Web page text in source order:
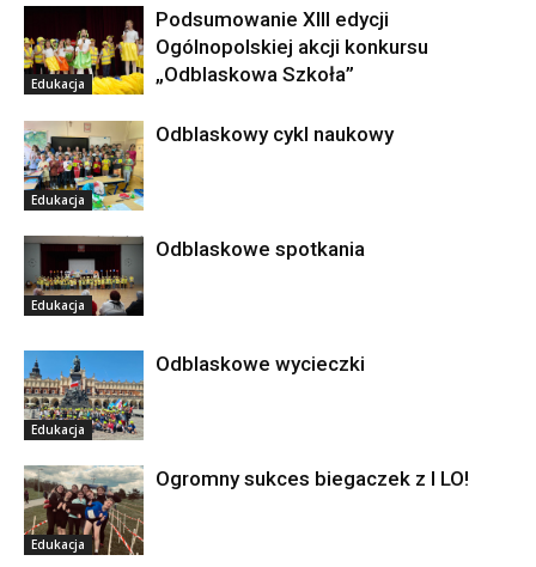
Edukacja
Podsumowanie XIII edycji
Ogólnopolskiej akcji konkursu
„Odblaskowa Szkoła”
Edukacja
Odblaskowy cykl naukowy
Edukacja
Odblaskowe spotkania
Edukacja
Odblaskowe wycieczki
Edukacja
Ogromny sukces biegaczek z I LO!